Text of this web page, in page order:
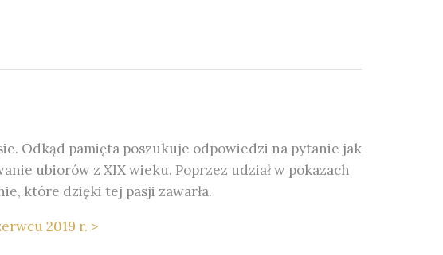
Odkąd pamięta poszukuje odpowiedzi na pytanie jak
ubiorów z XIX wieku. Poprzez udział w pokazach
które dzięki tej pasji zawarła.
2019 r. >